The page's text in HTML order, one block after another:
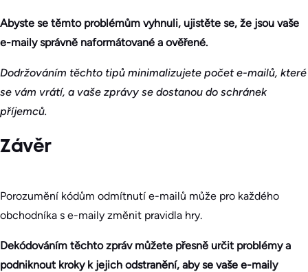
Abyste se těmto problémům vyhnuli, ujistěte se, že jsou vaše
e-maily správně naformátované a ověřené.
Dodržováním těchto tipů minimalizujete počet e-mailů, které
se vám vrátí, a vaše zprávy se dostanou do schránek
příjemců.
Závěr
Porozumění kódům odmítnutí e-mailů může pro každého
obchodníka s e-maily změnit pravidla hry.
Dekódováním těchto zpráv můžete přesně určit problémy a
podniknout kroky k jejich odstranění, aby se vaše e-maily